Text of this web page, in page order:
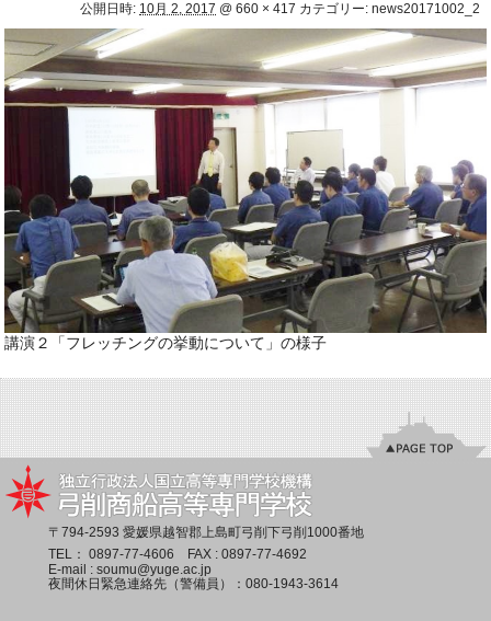
公開日時: 10月 2, 2017 @ 660 × 417 カテゴリー: news20171002_2
講演２「フレッチングの挙動について」の様子
〒794-2593 愛媛県越智郡上島町弓削下弓削1000番地
TEL： 0897-77-4606 FAX : 0897-77-4692
E-mail : soumu@yuge.ac.jp
夜間休日緊急連絡先（警備員）： 080-1943-3614